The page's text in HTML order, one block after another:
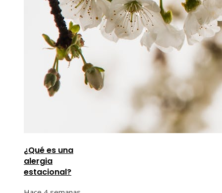
¿Qué es una
alergia
estacional?